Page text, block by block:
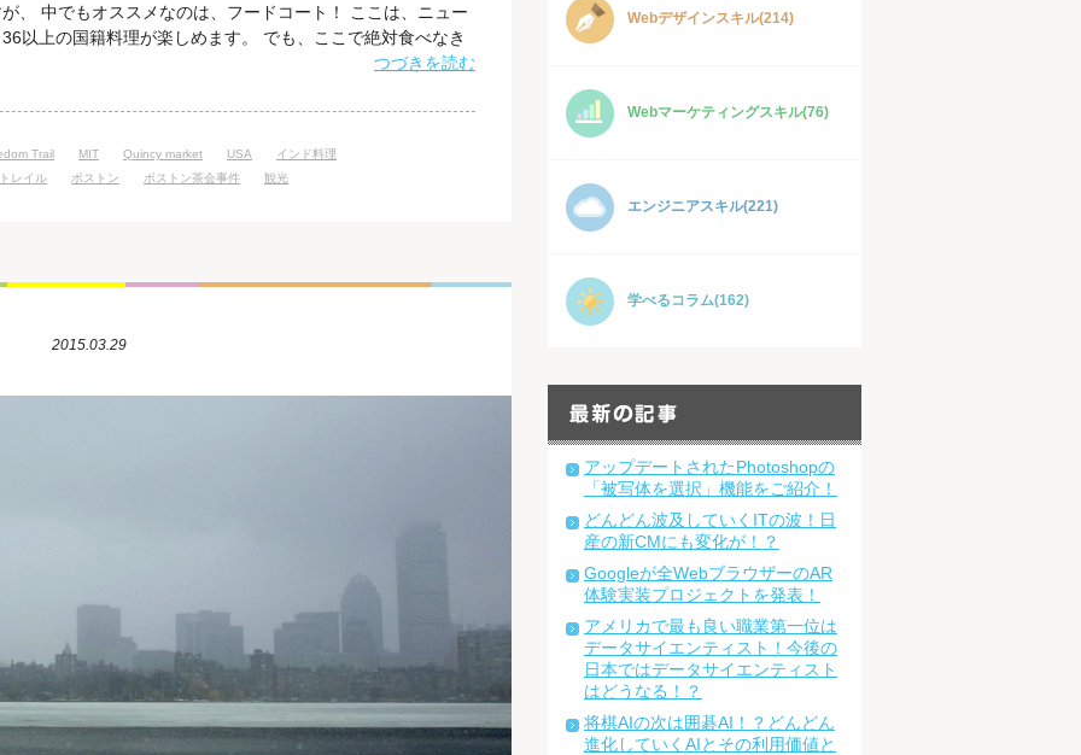
、 中でもオススメなのは、フードコート！ ここは、ニュー
以上の国籍料理が楽しめます。 でも、ここで絶対食べなき
海岸沿いの街、ボストンと言えば、クラムチャウダーで
ミュージアム アメリカがまだ
つづきを読む
Trail MIT Quincy market USA
インド料理
レイル
ボストン ボストン茶会事件 観光
2015.03.29
Webデザインスキル(214)
Webマーケティングスキル(76)
エンジニアスキル(221)
学べるコラム(162)
アップデートされたPhotoshopの
「被写体を選択」機能をご紹介！
どんどん波及していくITの波！日
産の新CMにも変化が！？
Googleが全WebブラウザーのAR
体験実装プロジェクトを発表！
アメリカで最も良い職業第一位は
データサイエンティスト！今後の
日本ではデータサイエンティスト
はどうなる！？
将棋AIの次は囲碁AI！？どんどん
進化していくAIとその利用価値と